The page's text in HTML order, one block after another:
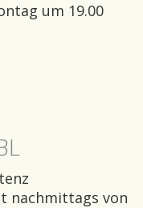
um 19.00
nachmittags von